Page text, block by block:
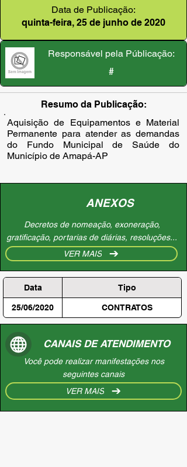
Data de Publicação:
quinta-feira, 25 de junho de 2020
Responsável pela Públicação:
#
Resumo da Publicação:
Aquisição de Equipamentos e Material
Permanente para atender as demandas
do Fundo Municipal de Saúde do
Município de Amapá-AP
ANEXOS
Decretos de nomeação, exoneração,
gratificação, portarias de diárias, resoluções...
VER MAIS
Data Tipo
25/06/2020 CONTRATOS
CANAIS DE ATENDIMENTO
Você pode realizar manifestações nos
seguintes canais
VER MAIS